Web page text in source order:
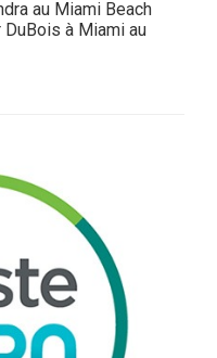
au Miami Beach
à Miami au